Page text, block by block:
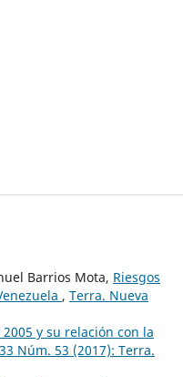
Barrios Mota, Riesgos
, Terra. Nueva
y su relación con la
Núm. 53 (2017): Terra.